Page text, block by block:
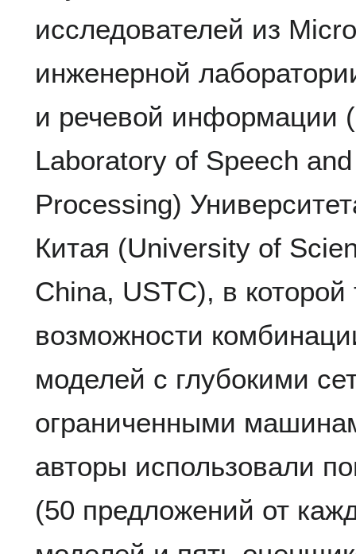
исследователей из
инженерной
и речевой информации
Laboratory of Speech
Processing)
Китая (University of
China, USTC), в
возможности
моделей с глубокими
ограниченными
авторы использовали
(50 предложений от